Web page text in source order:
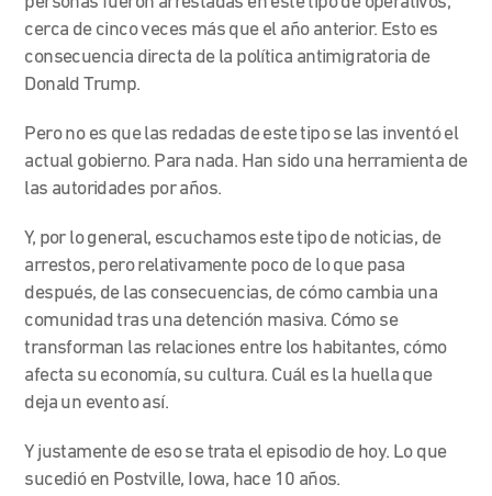
cerca de cinco veces más que el año anterior. Esto es
consecuencia directa de la política antimigratoria de
Donald Trump.
Pero no es que las redadas de este tipo se las inventó el
actual gobierno. Para nada. Han sido una herramienta de
las autoridades por años.
Y, por lo general, escuchamos este tipo de noticias, de
arrestos, pero relativamente poco de lo que pasa
después, de las consecuencias, de cómo cambia una
comunidad tras una detención masiva. Cómo se
transforman las relaciones entre los habitantes, cómo
afecta su economía, su cultura. Cuál es la huella que
deja un evento así.
Y justamente de eso se trata el episodio de hoy. Lo que
sucedió en Postville, Iowa, hace 10 años.